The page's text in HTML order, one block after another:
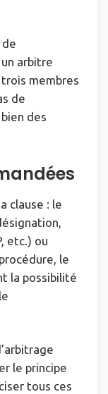
de
arbitre
membres
de
des
clause : le
etc.) ou
le
la possibilité
le principe
tous ces